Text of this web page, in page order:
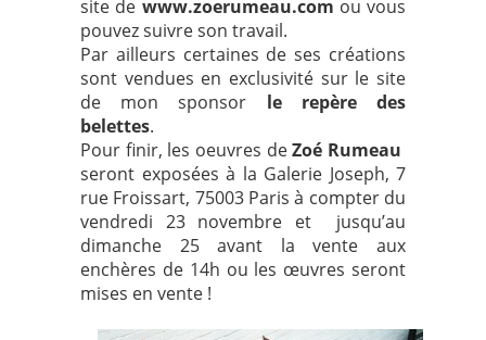
site de www.zoerumeau.com ou vous
pouvez suivre son travail.
Par ailleurs certaines de ses créations
sont vendues en exclusivité sur le site
de mon sponsor le repère des
belettes.
Pour finir, les oeuvres deZoé Rumeau
seront exposées à la Galerie Joseph, 7
rue Froissart, 75003 Paris à compter du
vendredi 23 novembre et jusqu’au
dimanche 25 avant la vente aux
enchères de 14h ou les œuvres seront
mises en vente !